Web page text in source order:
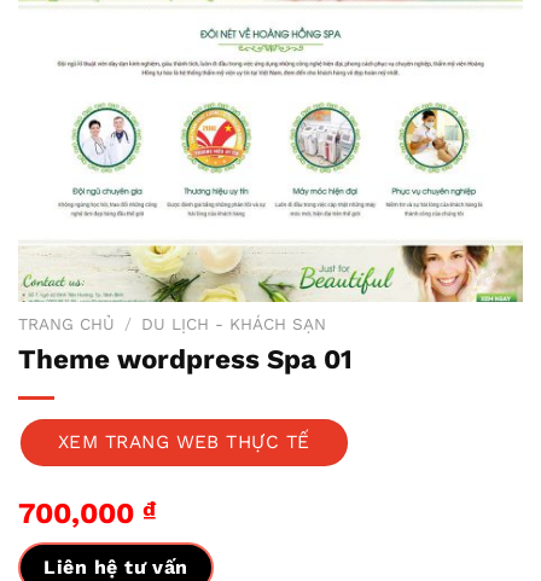
TRANG CHỦ / DU LỊCH - KHÁCH SẠN
Theme wordpress Spa 01
XEM TRANG WEB THỰC TẾ
700,000 ₫
Liên hệ tư vấn